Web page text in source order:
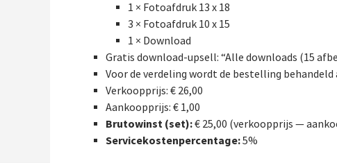
1 × Fotoafdruk 13 x 18
3 × Fotoafdruk 10 x 15
1 × Download
Gratis download-upsell: “Alle downloads (15
Voor de verdeling wordt de bestelling behandeld
Verkoopprijs: € 26,00
Aankoopprijs: € 1,00
Brutowinst (set):€ 25,00 (verkoopprijs —
Servicekostenpercentage:5%